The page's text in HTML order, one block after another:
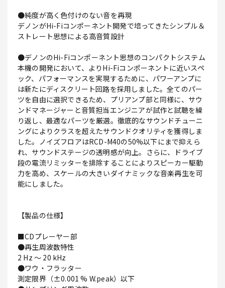
●純度が高く色付けのない音を再現
デノンがHi-Fiコンポーネント開発で培ってきたシンプル＆
ストレート思想による高音質設計
●デノンのHi-Fiコンポーネント思想のコンパクトシステム
本機の開発において、よりHi-Fiコンポーネントに近いスペ
ック、パフォーマンスを実現するために、パワーアンプに
は新たにディスクリート回路を採用しました。全てのパー
ツを自由に選択できるため、プリアンプ部と同様に、サウ
ンドマネージャーと音質担当エンジニアが試作と試聴を繰
り返し、最適なパーツを厳選。徹底的なサウンドチューニ
ングによりクラスを超えたサウンドクオリティを獲得しま
した。ノイズフロアはRCD-M40の50%以下にまで抑えら
れ、サウンドステージの透明感が向上。さらに、ドライブ
段の電流リミッターを排除することによりスピーカー駆動
力を高め、スケールの大きいダイナミックな音楽再生を可
能にしました。
【製品の仕様】
■CDプレーヤー部
●再生周波数特性
2 Hz ～ 20 kHz
●ワウ・フラッター
測定限界（±0.001 % W.peak）以下